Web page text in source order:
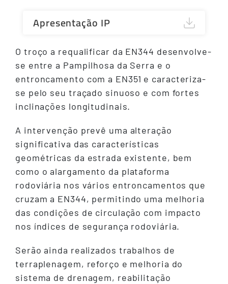
Apresentação IP
O troço a requalificar da EN344 desenvolve-
se entre a Pampilhosa da Serra e o
entroncamento com a EN351 e caracteriza-
se pelo seu traçado sinuoso e com fortes
inclinações longitudinais.
A intervenção prevê uma alteração
significativa das características
geométricas da estrada existente, bem
como o alargamento da plataforma
rodoviária nos vários entroncamentos que
cruzam a EN344, permitindo uma melhoria
das condições de circulação com impacto
nos índices de segurança rodoviária.
Serão ainda realizados trabalhos de
terraplenagem, reforço e melhoria do
sistema de drenagem, reabilitação